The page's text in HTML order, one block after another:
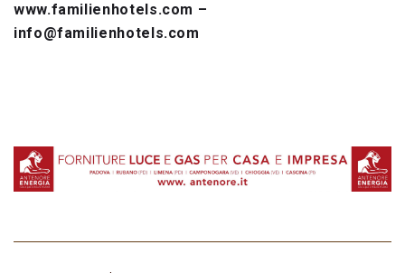
www.familienhotels.com –
info@familienhotels.com